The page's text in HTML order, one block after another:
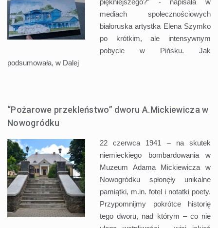
piękniejszego?” - napisała w
mediach społecznościowych
białoruska artystka Elena Szymko
po krótkim, ale intensywnym
pobycie w Pińsku. Jak
podsumowała, w Dalej
“Pożarowe przekleństwo” dworu A.Mickiewicza w
Nowogródku
22 czerwca 1941 – na skutek
niemieckiego bombardowania w
Muzeum Adama Mickiewicza w
Nowogródku spłonęły unikalne
pamiątki, m.in. fotel i notatki poety.
Przypomnijmy pokrótce historię
tego dworu, nad którym – co nie